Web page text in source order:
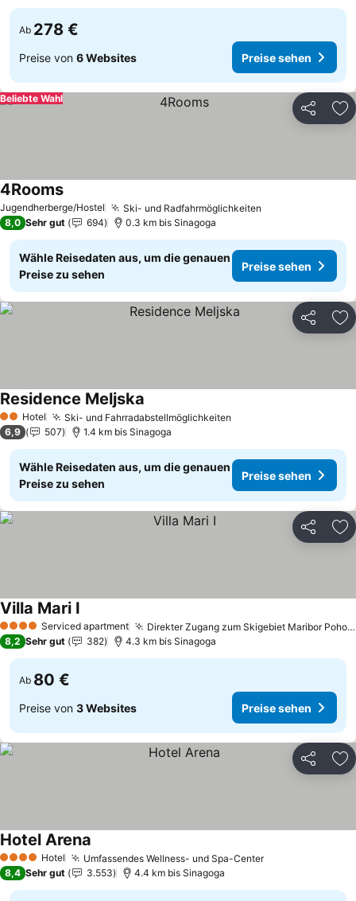
Ab 278 €
Preise von 6 Websites Preise sehen
Teilen
Beliebte Wahl
Jugendherberge/Hostel Ski- und Radfahrmöglichkeiten
4RoomsPreise sehen
8,0 Sehr gut 694 0.3 km bis Sinagoga
Wähle Reisedaten aus, um die genauen
Preise zu sehen
Preise sehen
Teilen
2 Sterne
Hotel Ski- und Fahrradabstellmöglichkeiten
Residence Meljska
6,9 507 1.4 km bis Sinagoga
Wähle Reisedaten aus, um die genauen
Preise zu sehen
Preise sehen
Teilen
4 Sterne Serviced apartment Direkter Zugang zum Skigebiet Maribor Pohorje
Villa Mari I
8,2 Sehr gut 382 4.3 km bis Sinagoga
Ab 80 €
Preise von 3 Websites Preise sehen
Teilen
4 Sterne Hotel Umfassendes Wellness- und Spa-CenterPreise sehen
Hotel Arena
8,4 Sehr gut 3.553 4.4 km bis Sinagoga